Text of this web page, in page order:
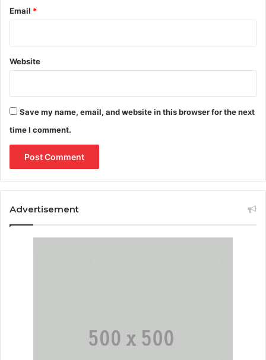
Email *
Website
Save my name, email, and website in this browser for the next
time I comment.
Advertisement